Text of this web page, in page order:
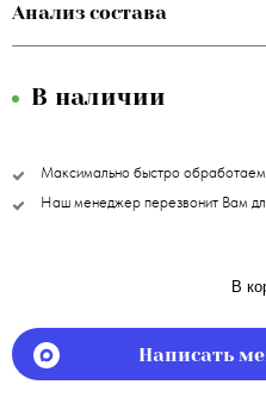
Анализ состава
В наличии
Максимально быстро
Наш менеджер перезвонит Вам
В
Написать